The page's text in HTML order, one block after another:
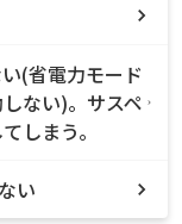
(省電力モード
ない)。サスペ
しまう。
い